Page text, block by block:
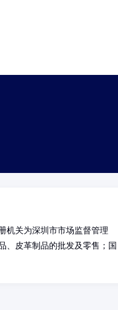
机关为深圳市市场监督管理
、皮革制品的批发及零售；国